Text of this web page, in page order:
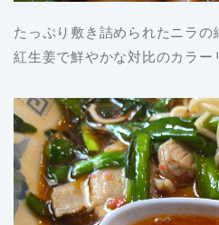
たっぷり敷き詰められたニラ
紅生姜で鮮やかな対比のカラー